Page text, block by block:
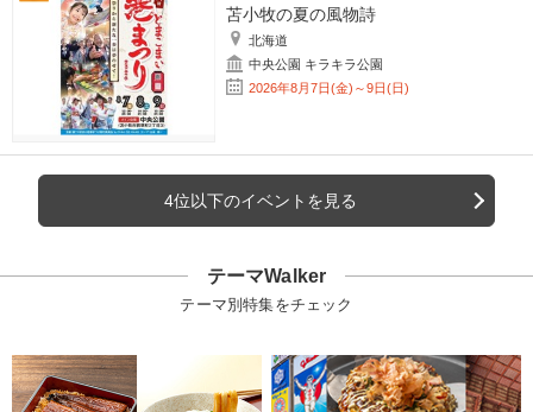
苫小牧の夏の風物詩
北海道
中央公園 キラキラ公園
2026年8月7日(金)～9日(日)
4位以下のイベントを見る
テーマWalker
テーマ別特集をチェック